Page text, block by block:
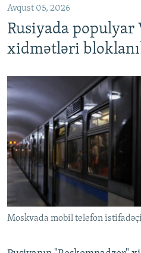
Avqust 05, 2026
Rusiyada populyar
xidmətləri
Moskvada mobil telefon